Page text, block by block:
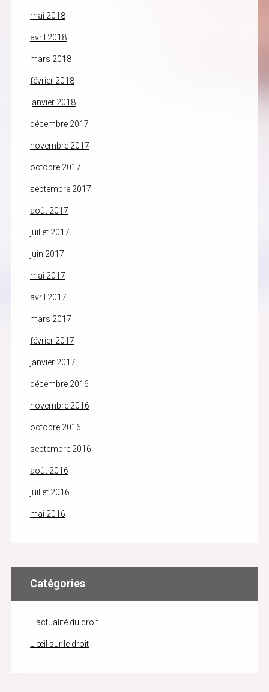
mai 2018
avril 2018
mars 2018
février 2018
janvier 2018
décembre 2017
novembre 2017
octobre 2017
septembre 2017
août 2017
juillet 2017
juin 2017
mai 2017
avril 2017
mars 2017
février 2017
janvier 2017
décembre 2016
novembre 2016
octobre 2016
septembre 2016
août 2016
juillet 2016
mai 2016
Catégories
L'actualité du droit
L'œil sur le droit